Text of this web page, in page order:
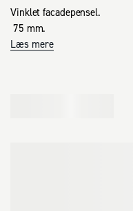
Vinklet facadepensel.
75 mm.
Læs mere